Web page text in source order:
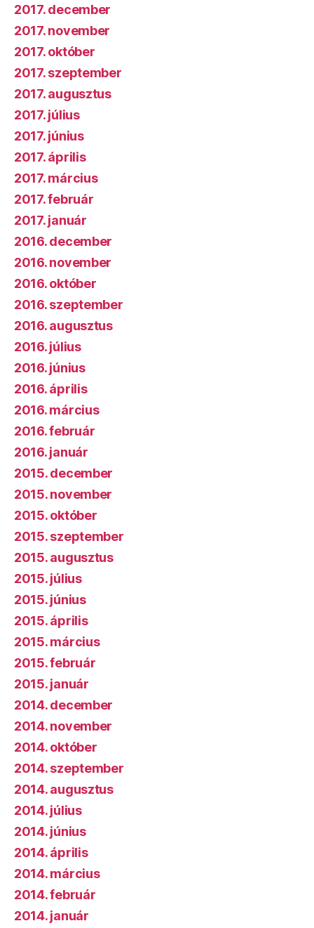
2017. december
2017. november
2017. október
2017. szeptember
2017. augusztus
2017. július
2017. június
2017. április
2017. március
2017. február
2017. január
2016. december
2016. november
2016. október
2016. szeptember
2016. augusztus
2016. július
2016. június
2016. április
2016. március
2016. február
2016. január
2015. december
2015. november
2015. október
2015. szeptember
2015. augusztus
2015. július
2015. június
2015. április
2015. március
2015. február
2015. január
2014. december
2014. november
2014. október
2014. szeptember
2014. augusztus
2014. július
2014. június
2014. április
2014. március
2014. február
2014. január